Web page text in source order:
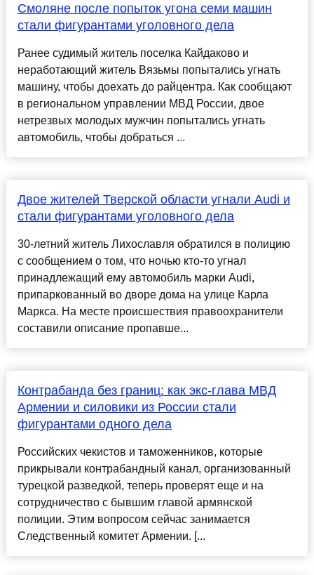
Смоляне после попыток угона семи машин
стали фигурантами уголовного дела
Ранее судимый житель поселка Кайдаково и
неработающий житель Вязьмы попытались угнать
машину, чтобы доехать до райцентра. Как сообщают
в региональном управлении МВД России, двое
нетрезвых молодых мужчин попытались угнать
автомобиль, чтобы добраться ...
Двое жителей Тверской области угнали Audi и
стали фигурантами уголовного дела
30-летний житель Лихославля обратился в полицию
с сообщением о том, что ночью кто-то угнал
принадлежащий ему автомобиль марки Audi,
припаркованный во дворе дома на улице Карла
Маркса. На месте происшествия правоохранители
составили описание пропавше...
Контрабанда без границ: как экс-глава МВД
Армении и силовики из России стали
фигурантами одного дела
Российских чекистов и таможенников, которые
прикрывали контрабандный канал, организованный
турецкой разведкой, теперь проверят еще и на
сотрудничество с бывшим главой армянской
полиции. Этим вопросом сейчас занимается
Следственный комитет Армении. [...